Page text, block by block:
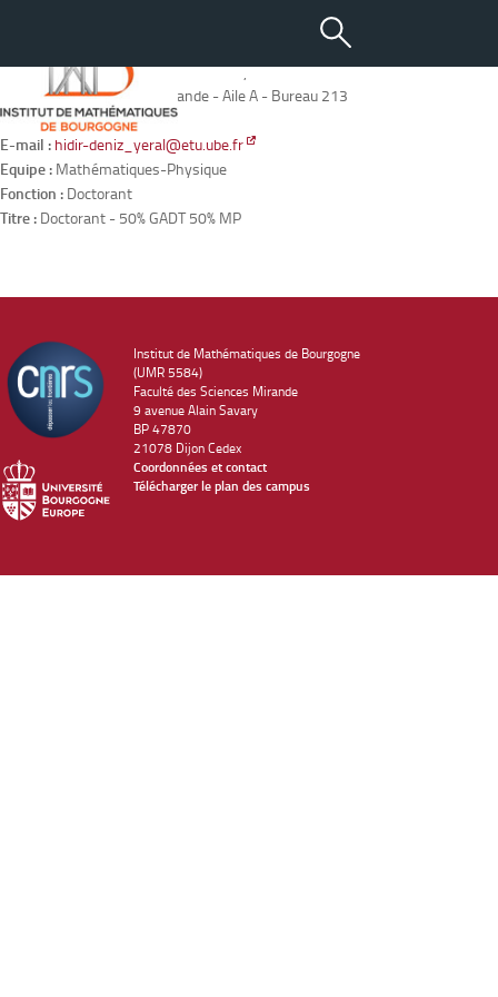
Adresse :IMB - 9 avenue Alain Savary - BP47870 - 21078 DIJON
Localisation :Bâtiment Mirande - Aile A - Bureau 213
Tél. :03 80 39 68 95
E-mail : hidir-deniz_yeral@etu.ube.fr
Equipe : Mathématiques-Physique
Fonction : Doctorant
Titre : Doctorant - 50% GADT 50% MP
Institut de Mathématiques de Bourgogne
(UMR 5584)
Faculté des Sciences Mirande
9 avenue Alain Savary
BP 47870
21078 Dijon Cedex
Coordonnées et contact
Télécharger le plan des campus